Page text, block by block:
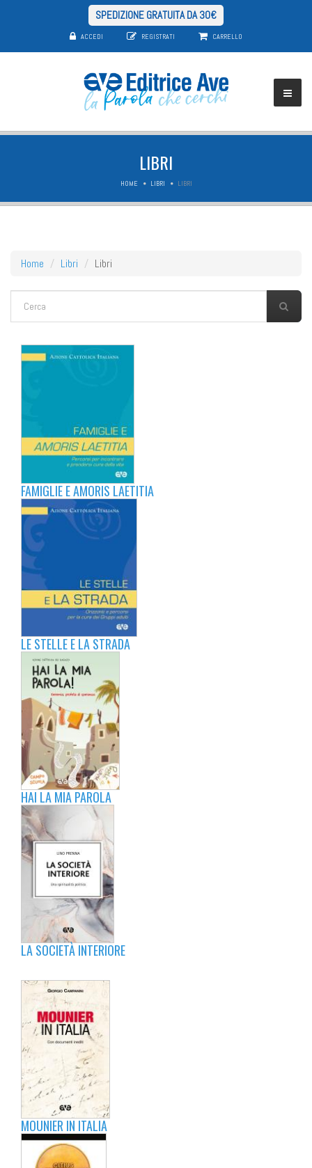
SPEDIZIONE GRATUITA DA 30€
ACCEDI REGISTRATI CARRELLO
LIBRI
HOME LIBRI LIBRI
Home Libri Libri
FORM DI RICERCA
FAMIGLIE E AMORIS LAETITIA
LE STELLE E LA STRADA
HAI LA MIA PAROLA
LA SOCIETÀ INTERIORE
MOUNIER IN ITALIA